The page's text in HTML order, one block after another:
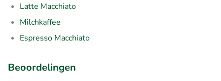
Latte Macchiato
Milchkaffee
Espresso Macchiato
Beoordelingen